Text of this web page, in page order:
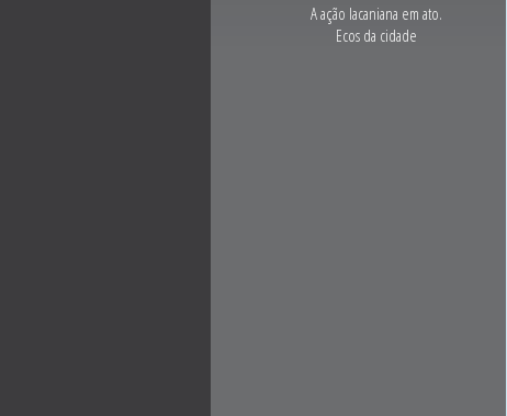
A ação lacaniana em ato.
Ecos da cidade